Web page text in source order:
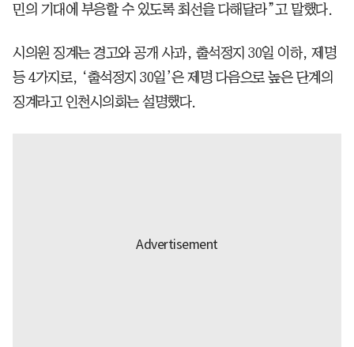
민의 기대에 부응할 수 있도록 최선을 다해달라”고 말했다.
시의원 징계는 경고와 공개 사과, 출석정지 30일 이하, 제명
등 4가지로, ‘출석정지 30일’은 제명 다음으로 높은 단계의
징계라고 인천시의회는 설명했다.